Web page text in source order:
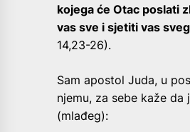
kojega će Otac poslati
vas sve i sjetiti vas
14,23-26).
Sam apostol Juda, u
njemu, za sebe kaže da
(mlađeg):